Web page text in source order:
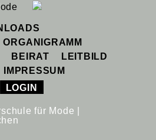
ORGANIGRAMM
BEIRAT
LEITBILD
IMPRESSUM
LOGIN
für Mode |